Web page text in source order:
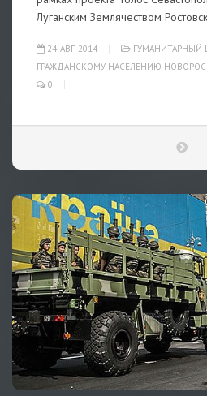
Луганским Землячеством
24-АВГ-2014 ГУМАНИТАРНЫЙ
ГРАЖДАНСКОМУ НАСЕЛЕНИЮ
0